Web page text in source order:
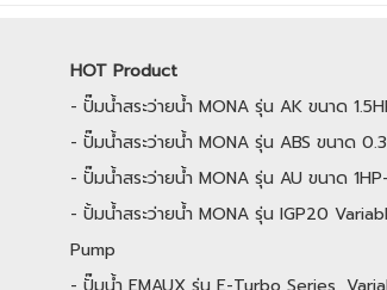
HOT Product
- ปั๊มน้ำสระว่ายน้ำ MONA รุ่น AK ขนาด
- ปั๊มน้ำสระว่ายน้ำ MONA รุ่น ABS ขนาด
- ปั๊มน้ำสระว่ายน้ำ MONA รุ่น AU ขนาด
- ปั้มน้ำสระว่ายน้ำ MONA รุ่น IGP20
Pump